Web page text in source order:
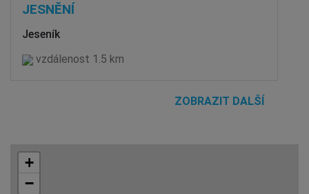
JESNĚNÍ
Jeseník
vzdálenost 1.5 km
ZOBRAZIT DALŠÍ
+
−